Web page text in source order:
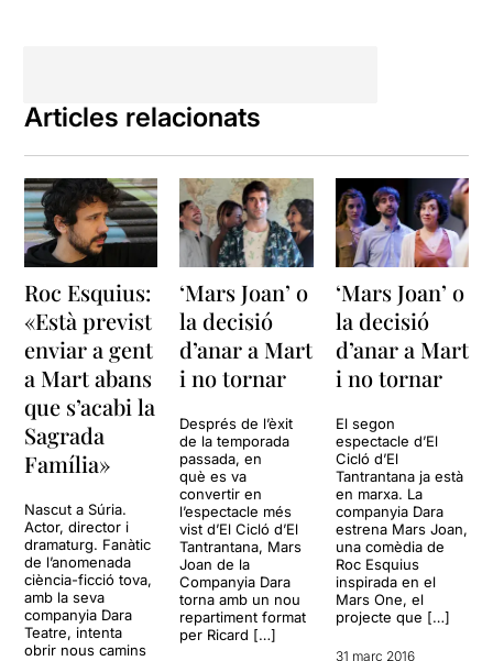
Articles relacionats
Roc Esquius:
«Està previst
enviar a gent
a Mart abans
que s’acabi la
Sagrada
Família»
Nascut a Súria.
Actor, director i
dramaturg. Fanàtic
de l’anomenada
ciència-ficció tova,
amb la seva
companyia Dara
Teatre, intenta
obrir nous camins
‘Mars Joan’ o
la decisió
d’anar a Mart
i no tornar
Després de l’èxit
de la temporada
passada, en
què es va
convertir en
l’espectacle més
vist d’El Cicló d’El
Tantrantana, Mars
Joan de la
Companyia Dara
torna amb un nou
repartiment format
per Ricard […]
‘Mars Joan’ o
la decisió
d’anar a Mart
i no tornar
El segon
espectacle d’El
Cicló d’El
Tantrantana ja està
en marxa. La
companyia Dara
estrena Mars Joan,
una comèdia de
Roc Esquius
inspirada en el
Mars One, el
projecte que […]
31 març 2016